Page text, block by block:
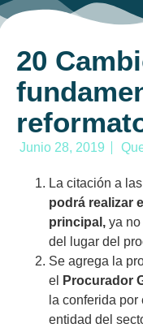
20
Junio 28, 2019
La citación a
podrá realizar
principal, ya no
del lugar del
Se agrega la
el
Procurador
la conferida
entidad del